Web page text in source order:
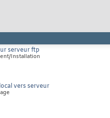
serveur ftp
Installation
vers serveur